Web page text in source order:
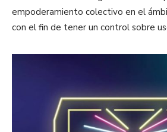
empoderamiento colectivo en el
con el fin de tener un control sobre